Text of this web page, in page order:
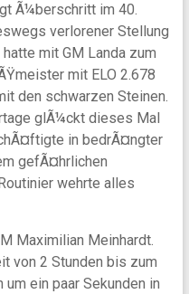
Ã¼berschritt im 40.
verlorener Stellung
mit GM Landa zum
mit ELO 2.678
den schwarzen Steinen.
glÃ¼ckt dieses Mal
in bedrÃ¤ngter
gefÃ¤hrlichen
wehrte alles
Maximilian Meinhardt.
von 2 Stunden bis zum
ein paar Sekunden in